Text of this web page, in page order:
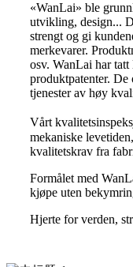
«WanLai» ble
utvikling, design...
strengt og gi
merkevarer.
osv. WanLai har
produktpatenter.
tjenester av høy
Vårt
mekaniske
kvalitetskrav fra
Formålet med
kjøpe uten
Hjerte for verden,